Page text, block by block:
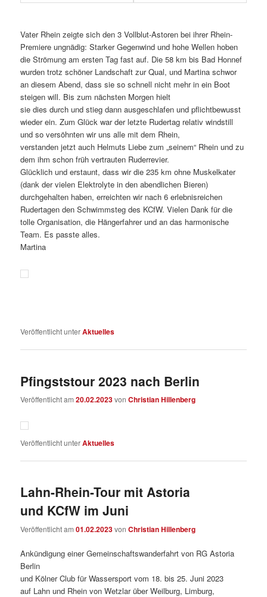
Vater Rhein zeigte sich den 3 Vollblut-Astoren bei ihrer Rhein-
Premiere ungnädig: Starker Gegenwind und hohe Wellen hoben
die Strömung am ersten Tag fast auf. Die 58 km bis Bad Honnef
wurden trotz schöner Landschaft zur Qual, und Martina schwor
an diesem Abend, dass sie so schnell nicht mehr in ein Boot
steigen will. Bis zum nächsten Morgen hielt
sie dies durch und stieg dann ausgeschlafen und pflichtbewusst
wieder ein. Zum Glück war der letzte Rudertag relativ windstill
und so versöhnten wir uns alle mit dem Rhein,
verstanden jetzt auch Helmuts Liebe zum „seinem“ Rhein und zu
dem ihm schon früh vertrauten Ruderrevier.
Glücklich und erstaunt, dass wir die 235 km ohne Muskelkater
(dank der vielen Elektrolyte in den abendlichen Bieren)
durchgehalten haben, erreichten wir nach 6 erlebnisreichen
Rudertagen den Schwimmsteg des KCfW. Vielen Dank für die
tolle Organisation, die Hängerfahrer und an das harmonische
Team. Es passte alles.
Martina
Veröffentlicht unterAktuelles
Pfingststour 2023 nach Berlin
Veröffentlicht am20.02.2023vonChristian Hillenberg
Veröffentlicht unterAktuelles
Lahn-Rhein-Tour mit Astoria
und KCfW im Juni
Veröffentlicht am01.02.2023vonChristian Hillenberg
Ankündigung einer Gemeinschaftswanderfahrt von RG Astoria
Berlin
und Kölner Club für Wassersport vom 18. bis 25. Juni 2023
auf Lahn und Rhein von Wetzlar über Weilburg, Limburg,